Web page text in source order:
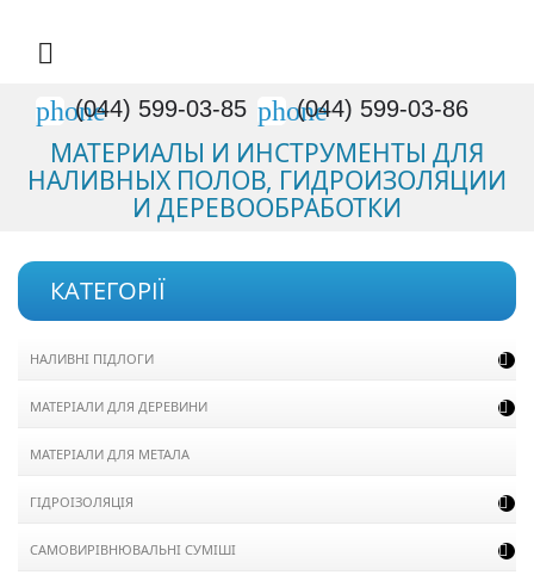

phone
(044) 599-03-85 phone
(044) 599-03-86
МАТЕРИАЛЫ И ИНСТРУМЕНТЫ ДЛЯ
НАЛИВНЫХ ПОЛОВ, ГИДРОИЗОЛЯЦИИ
И ДЕРЕВООБРАБОТКИ
КАТЕГОРІЇ
НАЛИВНІ ПІДЛОГИ 
МАТЕРІАЛИ ДЛЯ ДЕРЕВИНИ 
МАТЕРІАЛИ ДЛЯ МЕТАЛА
ГІДРОІЗОЛЯЦІЯ 
САМОВИРІВНЮВАЛЬНІ СУМІШІ 